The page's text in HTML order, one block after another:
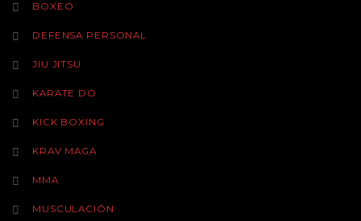
BOXEO
DEFENSA PERSONAL
JIU JITSU
KARATE DO
KICK BOXING
KRAV MAGA
MMA
MUSCULACIÓN